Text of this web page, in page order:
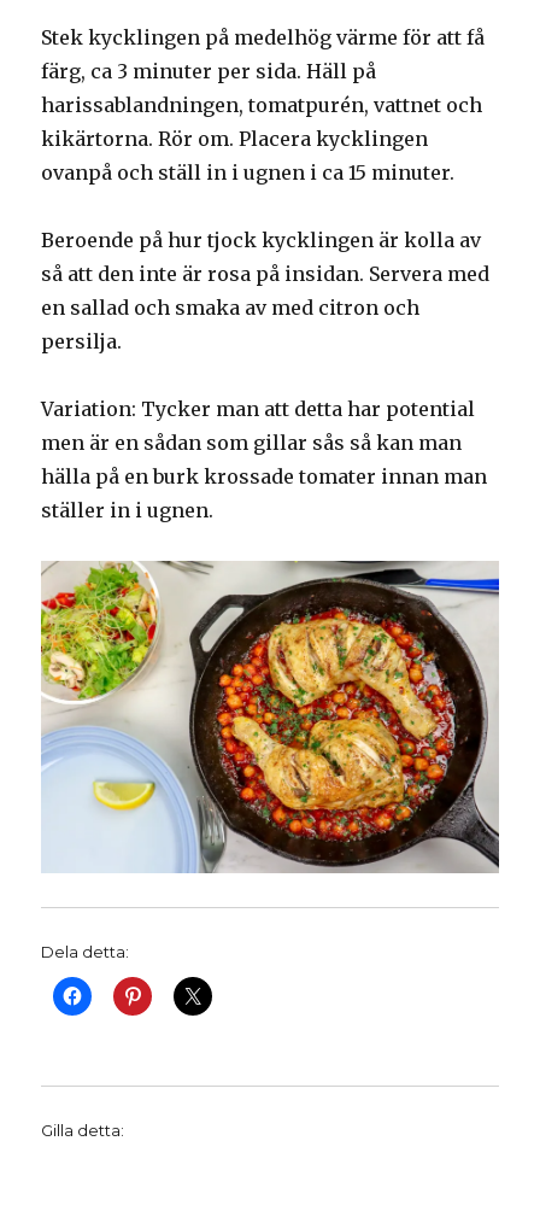
Stek kycklingen på medelhög värme för att få
färg, ca 3 minuter per sida. Häll på
harissablandningen, tomatpurén, vattnet och
kikärtorna. Rör om. Placera kycklingen
ovanpå och ställ in i ugnen i ca 15 minuter.
Beroende på hur tjock kycklingen är kolla av
så att den inte är rosa på insidan. Servera med
en sallad och smaka av med citron och
persilja.
Variation: Tycker man att detta har potential
men är en sådan som gillar sås så kan man
hälla på en burk krossade tomater innan man
ställer in i ugnen.
Dela detta:
Gilla detta: